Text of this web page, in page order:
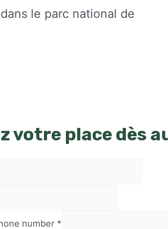
le parc national de
votre place dès
number *